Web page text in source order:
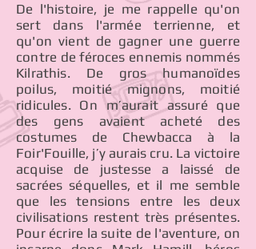
De l'histoire, je me rappelle qu'on
sert dans l'armée terrienne, et
qu'on vient de gagner une guerre
contre de féroces ennemis nommés
Kilrathis. De gros humanoïdes
poilus, moitié mignons, moitié
ridicules. On m’aurait assuré que
des gens avaient acheté des
costumes de Chewbacca à la
Foir'Fouille, j’y aurais cru. La victoire
acquise de justesse a laissé de
sacrées séquelles, et il me semble
que les tensions entre les deux
civilisations restent très présentes.
Pour écrire la suite de l'aventure, on